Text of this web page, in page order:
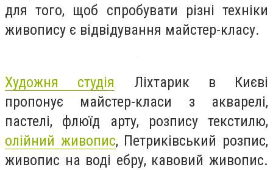
для того, щоб спробувати різні техніки
живопису є відвідування майстер-класу.
Художня студія Ліхтарик в Києві
пропонує майстер-класи з акварелі,
пастелі, флюїд арту, розпису текстилю,
олійний живопис, Петриківський розпис,
живопис на воді ебру, кавовий живопис.